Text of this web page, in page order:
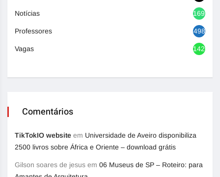
Notícias 1692
Professores 498
Vagas 1420
Comentários
TikTokIO website em Universidade de Aveiro disponibiliza
2500 livros sobre África e Oriente – download grátis
Gilson soares de jesus em 06 Museus de SP – Roteiro: para